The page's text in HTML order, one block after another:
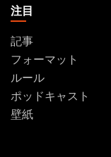
注目
記事
フォーマット
ルール
ポッドキャスト
壁紙